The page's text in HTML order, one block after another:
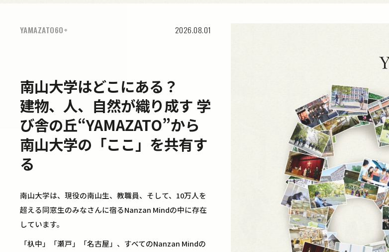
YAMAZATO60+ 2026.08.01
YAMAZATO60+ 2026.08.01
南山大学はどこにある？
建物、人、自然が織り成す 学
び舎の丘“YAMAZATO”から
南山大学の「ここ」を共有す
る
南山大学は、現役の南山生、教職員、そして、10万人を
超える同窓生のみなさんに宿るNanzan Mindの中に存在
しています。
「杁中」「瀬戸」「名古屋」、すべてのNanzan Mindの
YAMAZATO60+ 2026.08.01